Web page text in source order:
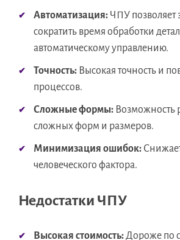
Автоматизация: ЧПУ позволяет
сократить время обработки
автоматическому управлению.
Точность: Высокая точность и
процессов.
Сложные формы: Возможность
сложных форм и размеров.
Минимизация ошибок:
человеческого фактора.
Недостатки ЧПУ
Высокая стоимость:Дороже по